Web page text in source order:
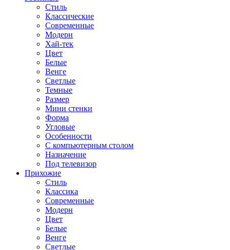
Стиль
Классические
Современные
Модерн
Хай-тек
Цвет
Белые
Венге
Светлые
Темные
Размер
Мини стенки
Форма
Угловые
Особенности
С компьютерным столом
Назначение
Под телевизор
Прихожие
Стиль
Классика
Современные
Модерн
Цвет
Белые
Венге
Светлые